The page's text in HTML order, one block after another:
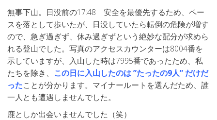
無事下山。日没前の17:48 安全を最優先するため、ペー
スを落として歩いたが、日没していたら転倒の危険が増す
ので、急ぎ過ぎず、休み過ぎずという絶妙な配分が求めら
れる登山でした。写真のアクセスカウンターは8004番を
示していますが、入山した時は7995番であったため、私
たちを除き、 この日に入山したのは ”たったの9人” だけだ
ったことが分かります。マイナールートを選んだため、誰
一人とも遭遇しませんでした。
鹿としか出会いませんでした（笑）